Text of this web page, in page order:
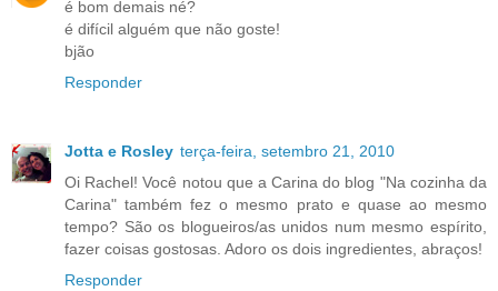
é bom demais né?
é difícil alguém que não goste!
bjão
Responder
Jotta e Rosley terça-feira, setembro 21, 2010
Oi Rachel! Você notou que a Carina do blog "Na cozinha da
Carina" também fez o mesmo prato e quase ao mesmo
tempo? São os blogueiros/as unidos num mesmo espírito,
fazer coisas gostosas. Adoro os dois ingredientes, abraços!
Responder